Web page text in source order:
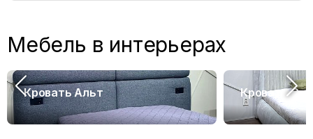
Мебель в интерьерах
Кровать Альт Кровать